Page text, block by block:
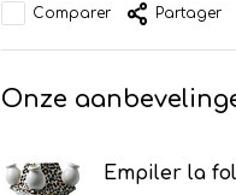
Comparer Partager
Onze
Empiler la